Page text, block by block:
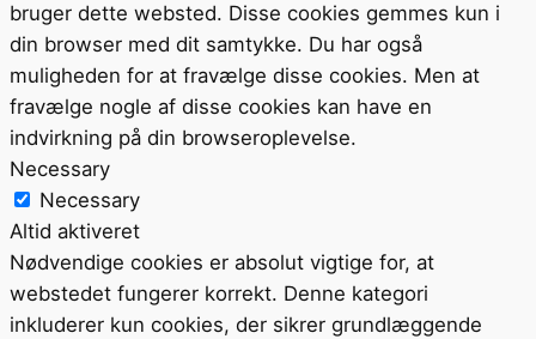
bruger dette websted. Disse cookies gemmes kun i
din browser med dit samtykke. Du har også
muligheden for at fravælge disse cookies. Men at
fravælge nogle af disse cookies kan have en
indvirkning på din browseroplevelse.
Necessary
Necessary
Altid aktiveret
Nødvendige cookies er absolut vigtige for, at
webstedet fungerer korrekt. Denne kategori
inkluderer kun cookies, der sikrer grundlæggende